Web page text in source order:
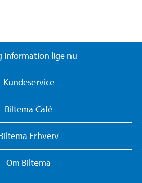
information lige nu
Kundeservice
Biltema Café
Erhverv
Om Biltema